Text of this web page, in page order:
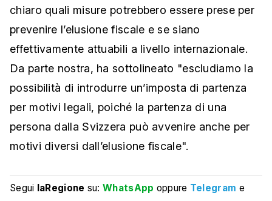
chiaro quali misure potrebbero essere prese per
prevenire l’elusione fiscale e se siano
effettivamente attuabili a livello internazionale.
Da parte nostra, ha sottolineato "escludiamo la
possibilità di introdurre un’imposta di partenza
per motivi legali, poiché la partenza di una
persona dalla Svizzera può avvenire anche per
motivi diversi dall’elusione fiscale".
Segui laRegione su:WhatsApp oppure Telegram e